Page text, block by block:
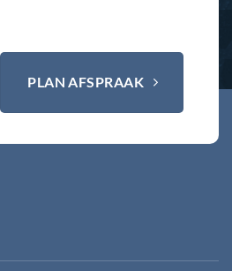
PLAN AFSPRAAK